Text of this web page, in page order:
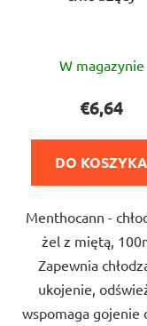
ocena
wynosi
na
W magazynie
€6,64
DO KOSZYKA
Menthocann -
żel z miętą,
Zapewnia
ukojenie,
wspomaga gojenie